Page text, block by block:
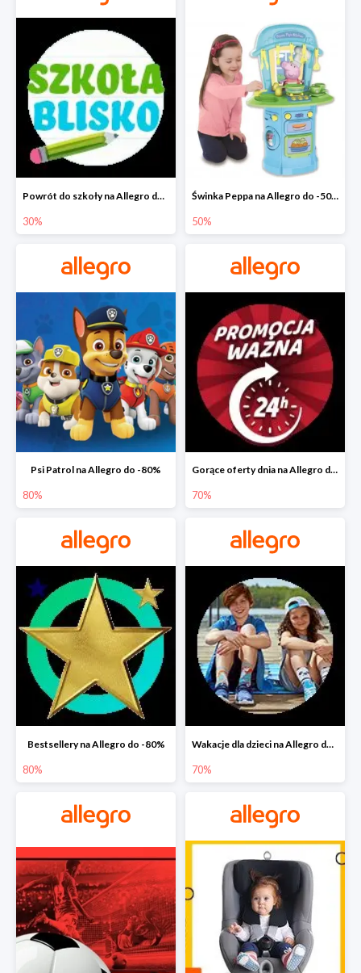
Powrót do szkoły na Allegro do -30%
30%
Świnka Peppa na Allegro do -50%
50%
Psi Patrol na Allegro do -80%
80%
Gorące oferty dnia na Allegro do -50%
70%
Bestsellery na Allegro do -80%
80%
Wakacje dla dzieci na Allegro do -70%
70%